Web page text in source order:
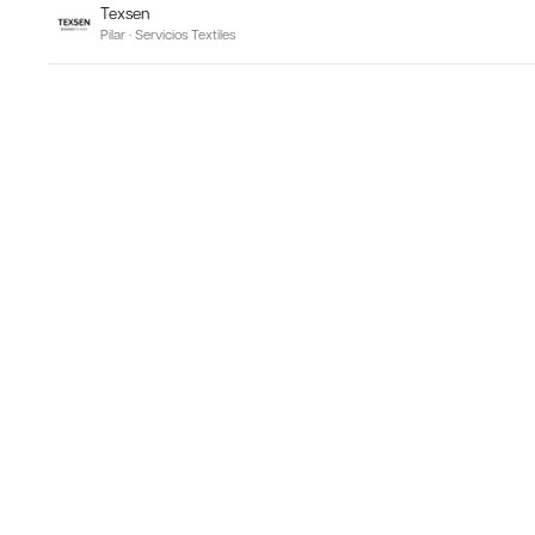
Texsen
Pilar · Servicios Textiles